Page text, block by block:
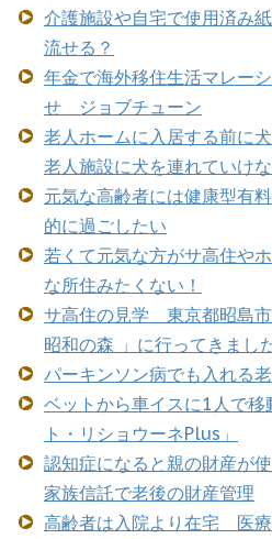
介護施設や自宅で使用済み
流せる？
年金で海外移住生活マレー
せ ジョブチューン
老人ホームに入居する前に
老人施設に犬を連れていけ
元気な高齢者には健康型有
的に過ごしたい
若くて元気な方がサ高住や
な所住みたくない！
サ高住の見学 東京都昭島
昭和の森 」に行ってきまし
パーキンソン病でも入れる
ベットから車イスに1人で移
ト・リショウーネPlus」
認知症になると親の財産が
家族信託で老後の財産管理
高齢者は入院より在宅 医